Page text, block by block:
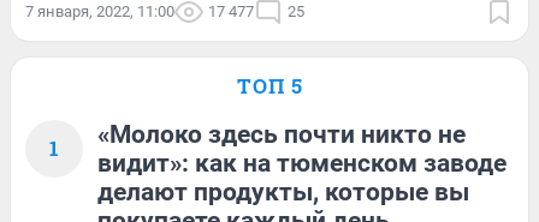
7 января, 2022, 11:00 17 477 25
ТОП 5
1
«Молоко здесь почти никто не
видит»: как на тюменском заводе
делают продукты, которые вы